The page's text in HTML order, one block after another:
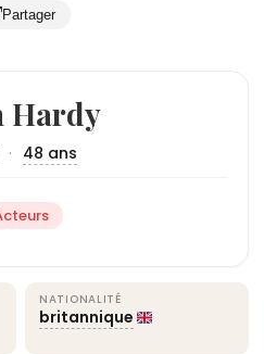
Partager
Hardy
· 48 ans
NATIONALITÉ
britannique